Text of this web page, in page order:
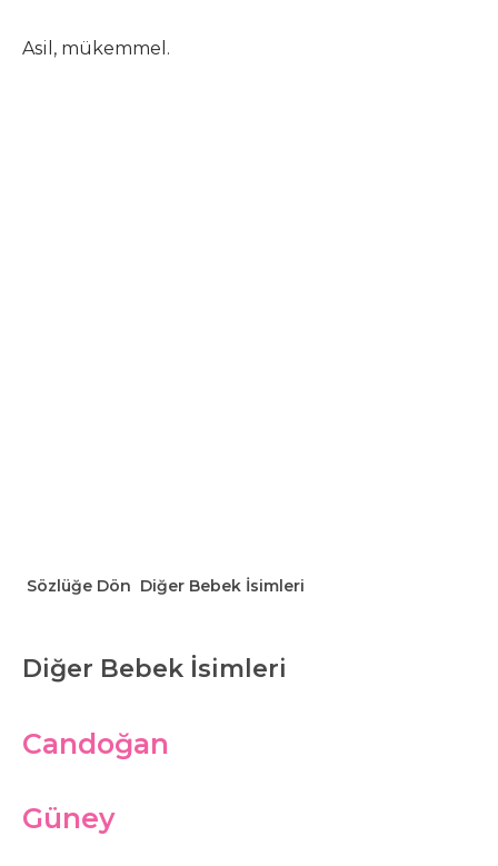
Asil, mükemmel.
Sözlüğe Dön Diğer Bebek İsimleri
Diğer Bebek İsimleri
Candoğan
Güney